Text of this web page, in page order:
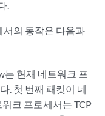
.
의 동작은 다음과
현재 네트워크 프
. 첫 번째 패킷이 네
크 프로세서는 TCP